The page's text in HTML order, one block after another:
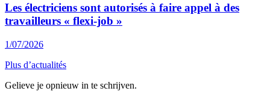
Les électriciens sont autorisés à faire appel à des
travailleurs « flexi-job »
1/07/2026
Plus d’actualités
Gelieve je opnieuw in te schrijven.